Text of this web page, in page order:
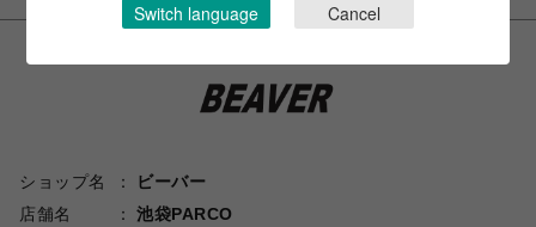
ショップ名
ビーバー
店舗名
池袋PARCO
Switch language Cancel